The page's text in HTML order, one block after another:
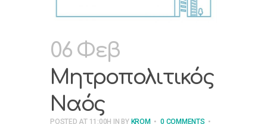
06 Φεβ
Μητροπολιτικός
Ναός
POSTED AT 11:00H IN BY KROM
0 COMMENTS